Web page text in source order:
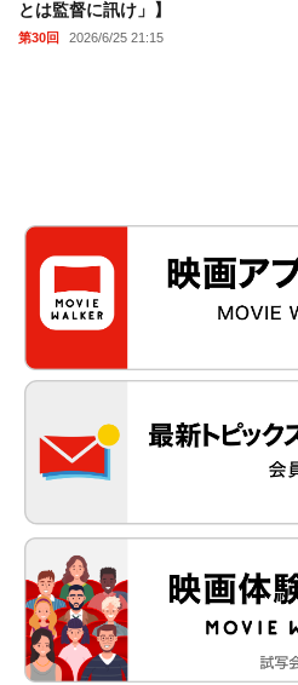
とは監督に訊け」】
第30回 2026/6/25 21:15